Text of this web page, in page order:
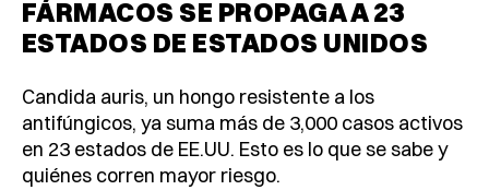
FÁRMACOS SE PROPAGA A 23
ESTADOS DE ESTADOS UNIDOS
Candida auris, un hongo resistente a los
antifúngicos, ya suma más de 3,000 casos activos
en 23 estados de EE.UU. Esto es lo que se sabe y
quiénes corren mayor riesgo.